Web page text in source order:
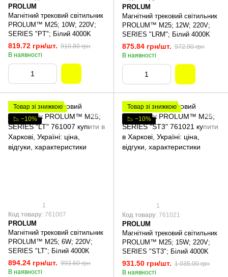
PROLUM
Магнітний трековий світильник
PROLUM™ M25; 10W; 220V;
SERIES "PT"; Білий 4000K
819.72 грн/шт. 910.80 грн
В наявності
PROLUM
Магнітний трековий світильник
PROLUM™ M25; 12W; 220V;
SERIES "LRM"; Білий 4000K
875.84 грн/шт. 972.90 грн
В наявності
Товар зі знижкою
📉 −10%
1
Код товару: 761007
PROLUM
Магнітний трековий світильник
PROLUM™ M25; 6W; 220V;
SERIES "LT"; Білий 4000K
894.24 грн/шт. 993.60 грн
В наявності
Товар зі знижкою
📉 −10%
1
Код товару: 761021
PROLUM
Магнітний трековий світильник
PROLUM™ M25; 15W; 220V;
SERIES "ST3"; Білий 4000K
931.50 грн/шт. 1 035.00 грн
В наявності